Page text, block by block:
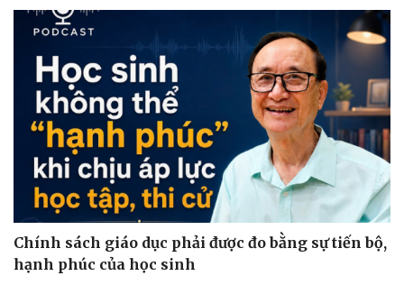
Văn hóa
Sân khấu - Điện ảnh
Âm nhạc
Di sản
Giải trí
Sao Việt
Chính sách giáo dục phải được đo bằng sự tiến bộ,
hạnh phúc của học sinh